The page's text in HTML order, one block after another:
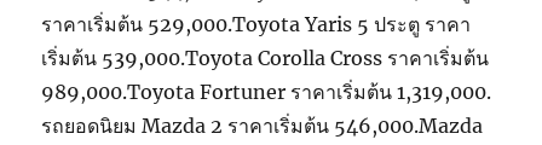
ราคาเริ่มต้น 529,000.Toyota Yaris 5 ประตู ราคา
เริ่มต้น 539,000.Toyota Corolla Cross ราคาเริ่มต้น
989,000.Toyota Fortuner ราคาเริ่มต้น 1,319,000.
รถยอดนิยม Mazda 2 ราคาเริ่มต้น 546,000.Mazda